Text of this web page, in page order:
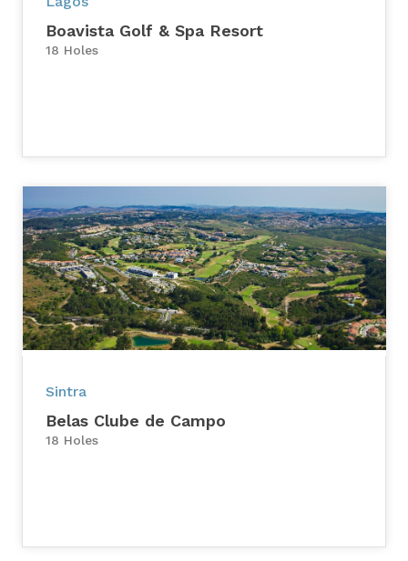
Boavista Golf & Spa Resort
18 Holes
Sintra
Belas Clube de Campo
18 Holes